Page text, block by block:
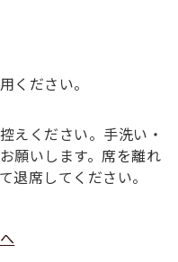
ください。
えください。手洗い・
願いします。席を離れ
退席してください。